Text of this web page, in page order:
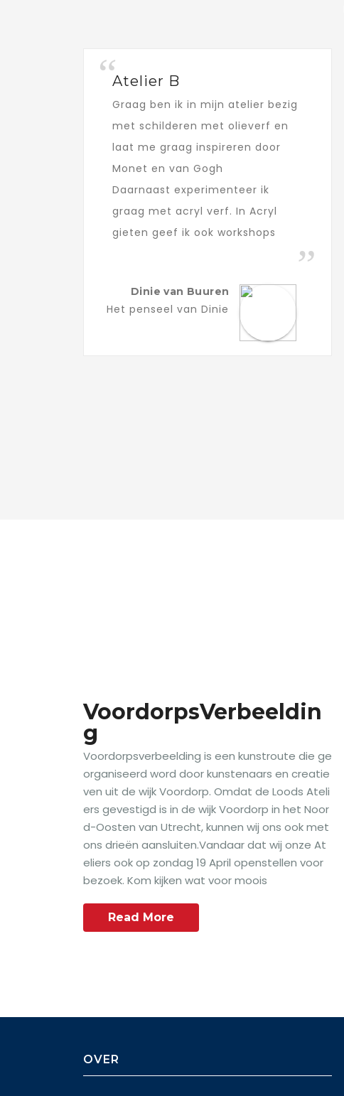
Atelier B
Graag ben ik in mijn atelier bezig
met schilderen met olieverf en
laat me graag inspireren door
Monet en van Gogh
Daarnaast experimenteer ik
graag met acryl verf. In Acryl
gieten geef ik ook workshops
Dinie van Buuren
Het penseel van Dinie
VoordorpsVerbeeldin
g
Voordorpsverbeelding is een kunstroute die ge
organiseerd word door kunstenaars en creatie
ven uit de wijk Voordorp. Omdat de Loods Ateli
ers gevestigd is in de wijk Voordorp in het Noor
d-Oosten van Utrecht, kunnen wij ons ook met
ons drieën aansluiten.Vandaar dat wij onze At
eliers ook op zondag 19 April openstellen voor
bezoek. Kom kijken wat voor moois
Read More
OVER